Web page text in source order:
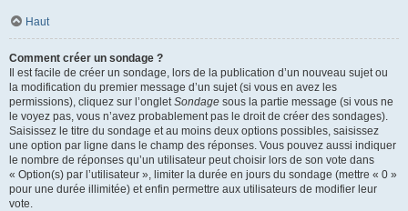
Haut
Comment créer un sondage ?
Il est facile de créer un sondage, lors de la publication d’un nouveau sujet ou
la modification du premier message d’un sujet (si vous en avez les
permissions), cliquez sur l’ongletSondage sous la partie message (si vous ne
le voyez pas, vous n’avez probablement pas le droit de créer des sondages).
Saisissez le titre du sondage et au moins deux options possibles, saisissez
une option par ligne dans le champ des réponses. Vous pouvez aussi indiquer
le nombre de réponses qu’un utilisateur peut choisir lors de son vote dans
« Option(s) par l’utilisateur », limiter la durée en jours du sondage (mettre « 0 »
pour une durée illimitée) et enfin permettre aux utilisateurs de modifier leur
vote.